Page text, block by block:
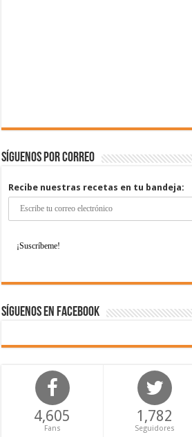
Síguenos por correo
Recibe nuestras recetas en tu bandeja:
Síguenos en Facebook
4,605
Fans
1,782
Seguidores